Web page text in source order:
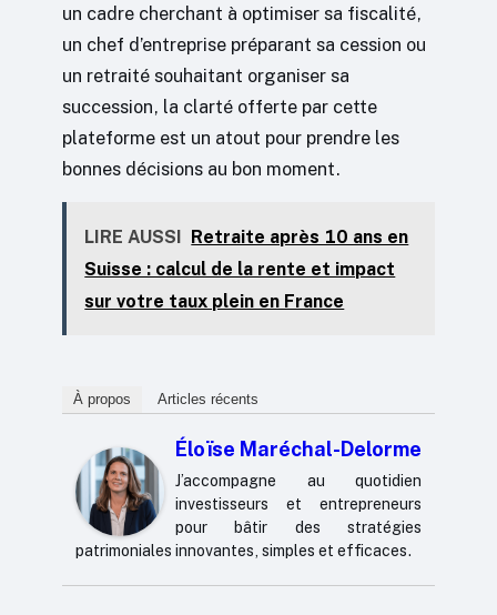
un cadre cherchant à optimiser sa fiscalité,
un chef d’entreprise préparant sa cession ou
un retraité souhaitant organiser sa
succession, la clarté offerte par cette
plateforme est un atout pour prendre les
bonnes décisions au bon moment.
LIRE AUSSI Retraite après 10 ans en
Suisse : calcul de la rente et impact
sur votre taux plein en France
À propos Articles récents
Éloïse Maréchal-Delorme
J’accompagne au quotidien
investisseurs et entrepreneurs
pour bâtir des stratégies
patrimoniales innovantes, simples et efficaces.